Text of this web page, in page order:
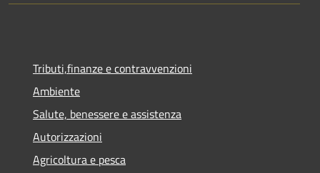
Tributi,finanze e contravvenzioni
Ambiente
Salute, benessere e assistenza
Autorizzazioni
Agricoltura e pesca